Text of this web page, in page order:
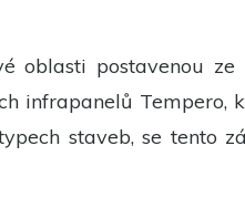
oblasti postavenou ze
infrapanelů
staveb, se tento
a
webu na
toho, jak je